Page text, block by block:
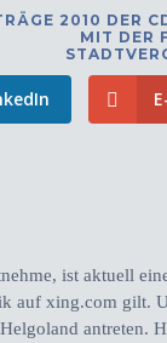
2010 DER
MIT DER
ist aktuell
auf xing.com gilt.
antreten.